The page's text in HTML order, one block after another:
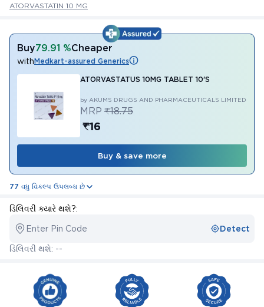
ATORVASTATIN 10 MG
Buy79.91 %Cheaper
withMedkart-assured Generics
ATORVASTATUS 10MG TABLET 10'S
by AKUMS DRUGS AND PHARMACEUTICALS LIMITED
MRP ₹18.75
₹16
Buy & save more
77 વધુ વિકલ્પ ઉપલબ્ધ છે
ડિલિવરી ક્યારે થશે?:
Enter Pin Code Detect
ડિલિવરી થશે: --